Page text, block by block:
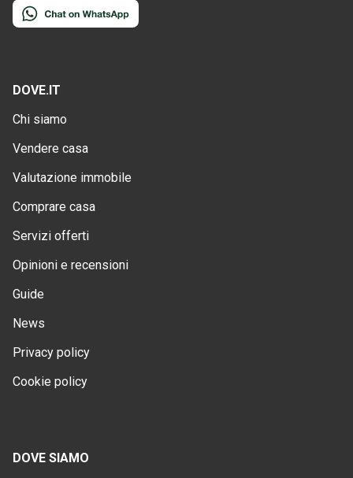
DOVE.IT
Chi siamo
Vendere casa
Valutazione immobile
Comprare casa
Servizi offerti
Opinioni e recensioni
Guide
News
Privacy policy
Cookie policy
DOVE SIAMO